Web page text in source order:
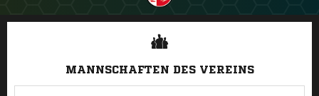
ANZEIGE
MANNSCHAFTEN DES VEREINS